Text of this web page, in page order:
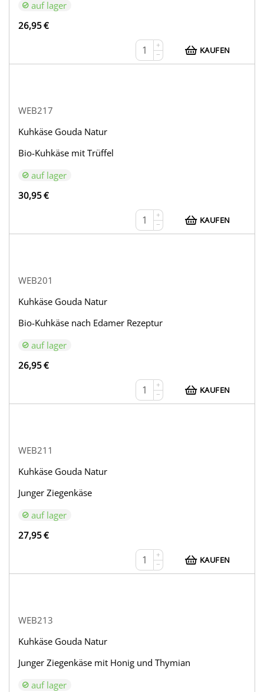
auf lager
26,95€
+
−
KAUFEN
WEB217
Kuhkäse Gouda Natur
Bio-Kuhkäse mit Trüffel
auf lager
30,95€
+
−
KAUFEN
WEB201
Kuhkäse Gouda Natur
Bio-Kuhkäse nach Edamer Rezeptur
auf lager
26,95€
+
−
KAUFEN
WEB211
Kuhkäse Gouda Natur
Junger Ziegenkäse
auf lager
27,95€
+
−
KAUFEN
WEB213
Kuhkäse Gouda Natur
Junger Ziegenkäse mit Honig und Thymian
auf lager